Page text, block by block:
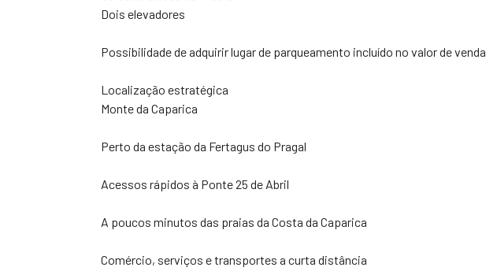
Dois elevadores
Possibilidade de adquirir lugar de parqueamento incluído no valor de venda
Localização estratégica
Monte da Caparica
Perto da estação da Fertagus do Pragal
Acessos rápidos à Ponte 25 de Abril
A poucos minutos das praias da Costa da Caparica
Comércio, serviços e transportes a curta distância